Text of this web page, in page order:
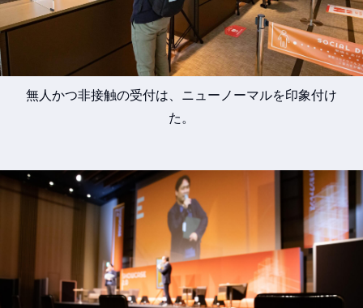
無人かつ非接触の受付は、ニューノーマルを印象付け
た。